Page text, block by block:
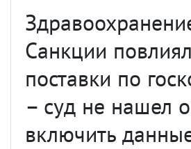
Санкции
поставки по
– суд не нашел
включить